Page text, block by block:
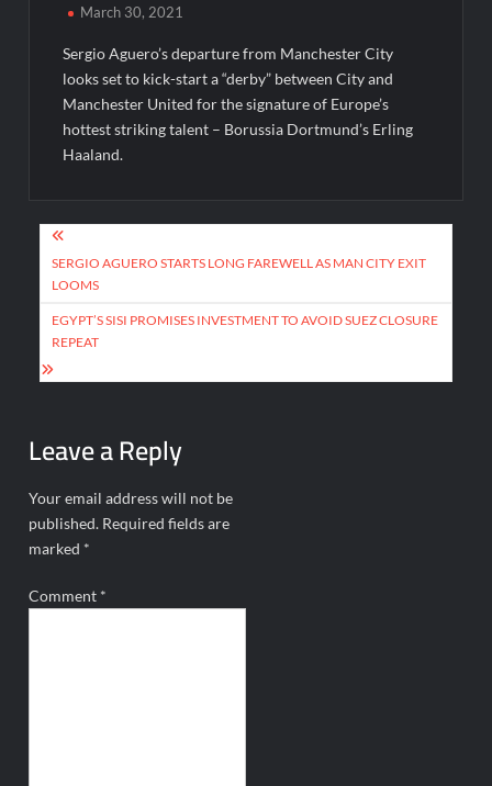
March 30, 2021
Sergio Aguero’s departure from Manchester City
looks set to kick-start a “derby” between City and
Manchester United for the signature of Europe’s
hottest striking talent – Borussia Dortmund’s Erling
Haaland.
Post
navigation
SERGIO AGUERO STARTS LONG FAREWELL AS MAN CITY EXIT
LOOMS
EGYPT’S SISI PROMISES INVESTMENT TO AVOID SUEZ CLOSURE
REPEAT
Leave a Reply
Your email address will not be
published. Required fields are
marked *
Comment *